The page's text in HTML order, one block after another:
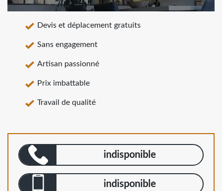
Devis et déplacement gratuits
Sans engagement
Artisan passionné
Prix imbattable
Travail de qualité
indisponible
indisponible